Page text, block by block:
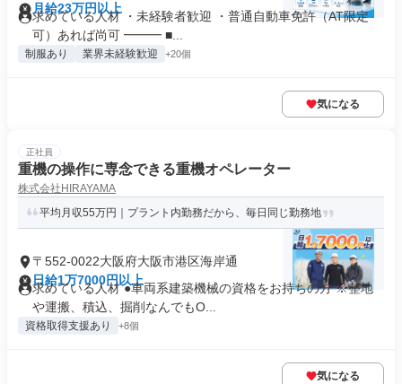
月給23万円以上
求めている人材 ・未経験者歓迎 ・普通自動車免許（AT限定
可）あれば尚可 ━━━ ■...
制服あり 業界未経験歓迎 +20個
気になる
正社員
重機の操作に専念できる重機オペレーター
株式会社HIRAYAMA
平均月収55万円｜プラント内勤務だから、毎日同じ勤務地
〒552-0022大阪府大阪市港区海岸通
日給1万7000円以上
求めている人材 ●車両系建築機械の資格をお持ちの方 ※整地
や運搬、積込、掘削なんでもO...
資格取得支援あり +8個
気になる